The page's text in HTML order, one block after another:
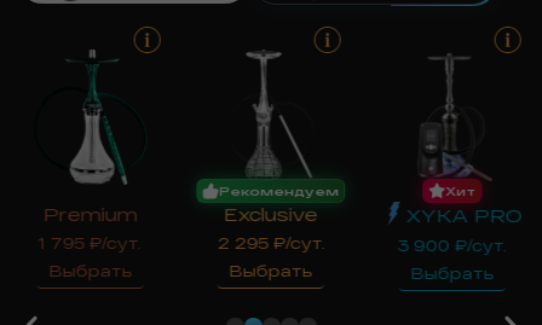
Premium
1 795 ₽/сут.
Выбрать
Рекомендуем
Exclusive
2 295 ₽/сут.
Выбрать
Хит
XYKA PRO
3 900 ₽/сут.
Выбрать